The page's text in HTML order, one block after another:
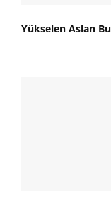
Yükselen Aslan